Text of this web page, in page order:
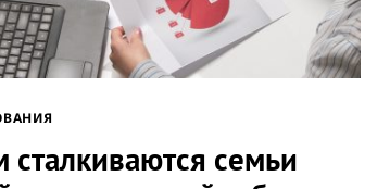
сталкиваются семьи